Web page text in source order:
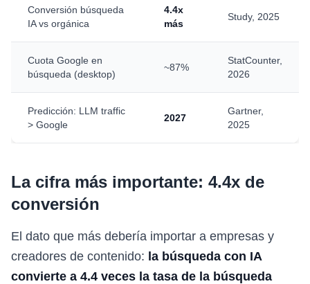
Conversión búsqueda
IA vs orgánica
4.4x
más
Study, 2025
Cuota Google en
búsqueda (desktop)
~87%
StatCounter,
2026
Predicción: LLM traffic
> Google
2027
Gartner,
2025
La cifra más importante: 4.4x de
conversión
El dato que más debería importar a empresas y
creadores de contenido: la búsqueda con IA
convierte a 4.4 veces la tasa de la búsqueda